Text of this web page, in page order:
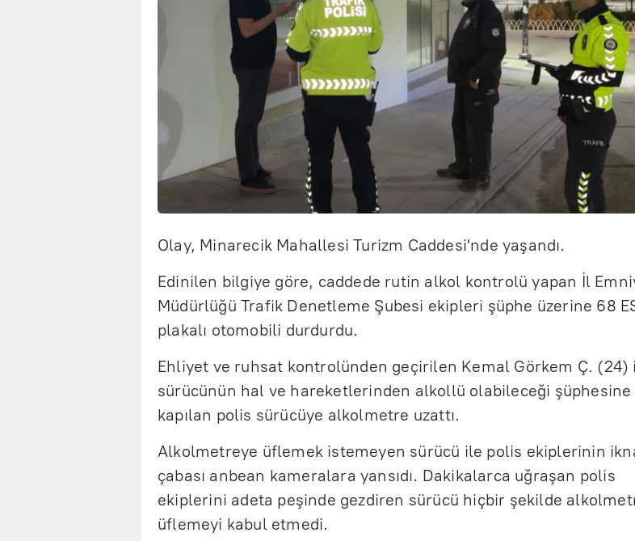
Olay, Minarecik Mahallesi Turizm Caddesi'nde yaşandı.
Edinilen bilgiye göre, caddede rutin alkol kontrolü yapan İl
Müdürlüğü Trafik Denetleme Şubesi ekipleri şüphe üzerine 68
plakalı otomobili durdurdu.
Ehliyet ve ruhsat kontrolünden geçirilen Kemal Görkem Ç. (24)
sürücünün hal ve hareketlerinden alkollü olabileceği şüphesine
kapılan polis sürücüye alkolmetre uzattı.
Alkolmetreye üflemek istemeyen sürücü ile polis ekiplerinin
çabası anbean kameralara yansıdı. Dakikalarca uğraşan polis
ekiplerini adeta peşinde gezdiren sürücü hiçbir şekilde
üflemeyi kabul etmedi.